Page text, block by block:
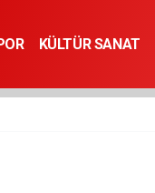
KÜLTÜR SANAT